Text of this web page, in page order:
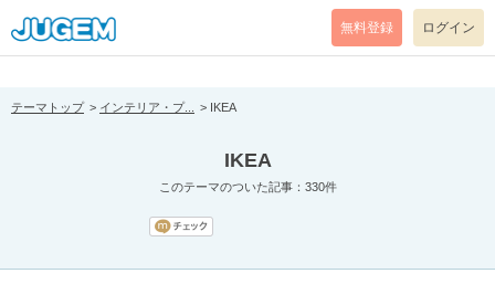
[pear_error: message="Success" code=0 mode=return level=notice
prefix="" info=""]
無料登録 ログイン
テーマトップ インテリア・プ... IKEA
IKEA
このテーマのついた記事：330件